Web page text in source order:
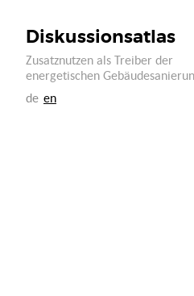
Diskussionsatlas
Zusatznutzen als Treiber der
energetischen
de en